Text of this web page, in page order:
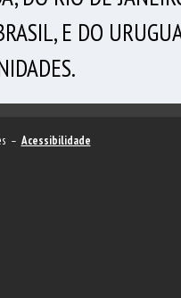
E DO
– Acessibilidade